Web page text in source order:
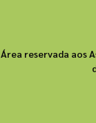
Área reservada aos